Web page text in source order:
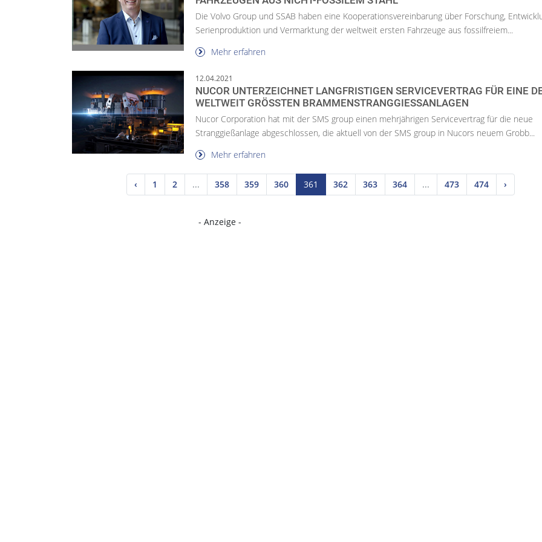
Die Volvo Group und SSAB haben eine Kooperationsvereinbarung über Forschung,
Serienproduktion und Vermarktung der weltweit ersten Fahrzeuge aus fossilfreiem...
Mehr erfahren
12.04.2021
NUCOR UNTERZEICHNET LANGFRISTIGEN SERVICEVERTRAG FÜR EINE
WELTWEIT GRÖSSTEN BRAMMENSTRANGGIESSANLAGEN
Nucor Corporation hat mit der SMS group einen mehrjährigen Servicevertrag für die neue
Stranggießanlage abgeschlossen, die aktuell von der SMS group in Nucors neuem Grobb...
Mehr erfahren
‹ 1 2 ... 358 359 360 361 362 363 364 ... 473 474 ›
- Anzeige -